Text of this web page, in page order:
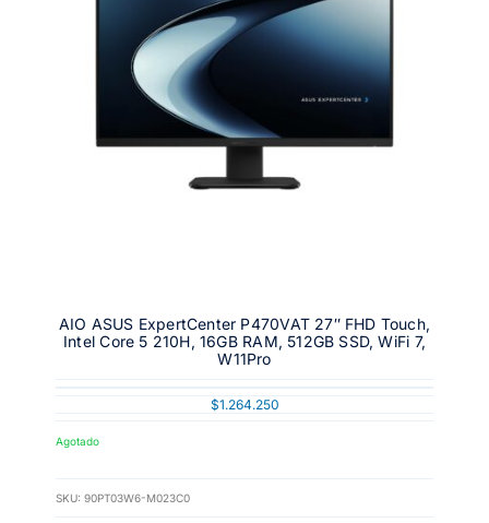
AIO ASUS ExpertCenter P470VAT 27″ FHD Touch,
Intel Core 5 210H, 16GB RAM, 512GB SSD, WiFi 7,
W11Pro
$1.264.250
Agotado
SKU: 90PT03W6-M023C0